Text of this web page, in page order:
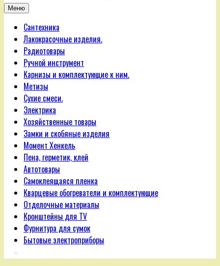
Меню
Сантехника
Лакокрасочные изделия.
Радиотовары
Ручной инструмент
Карнизы и комплектующие к ним.
Метизы
Сухие смеси.
Электрика
Хозяйственные товары
Замки и скобяные изделия
Момент Хенкель
Пена, герметик, клей
Автотовары
Самоклеящаяся пленка
Кварцевые обогреватели и комплектующие
Отделочные материалы
Кронштейны для TV
Фурнитура для сумок
Бытовые электроприборы